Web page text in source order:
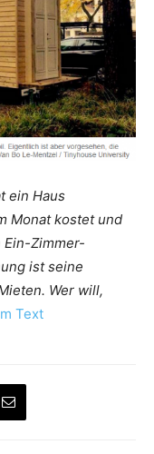
ein Haus
Monat kostet und
Ein-Zimmer-
ist seine
Wer will,
Text